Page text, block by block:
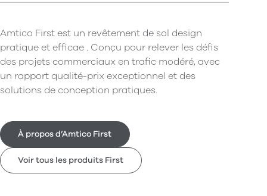
Amtico First est un revêtement de sol design
pratique et efficae . Conçu pour relever les défis
des projets commerciaux en trafic modéré, avec
un rapport qualité-prix exceptionnel et des
solutions de conception pratiques.
À propos d’Amtico First
Voir tous les produits First